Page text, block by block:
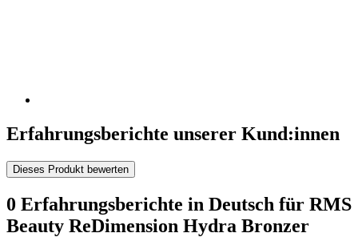
Erfahrungsberichte unserer Kund:innen
Dieses Produkt bewerten
0 Erfahrungsberichte in Deutsch für RMS
Beauty ReDimension Hydra Bronzer